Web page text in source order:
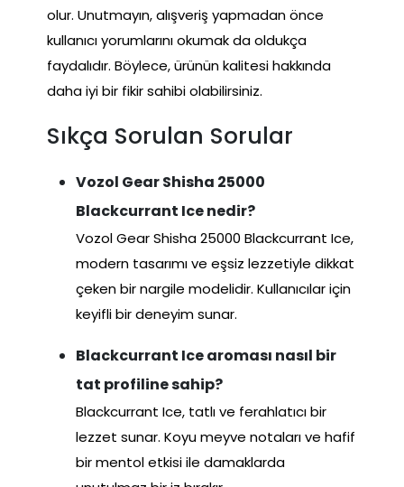
olur. Unutmayın, alışveriş yapmadan önce
kullanıcı yorumlarını okumak da oldukça
faydalıdır. Böylece, ürünün kalitesi hakkında
daha iyi bir fikir sahibi olabilirsiniz.
Sıkça Sorulan Sorular
Vozol Gear Shisha 25000
Blackcurrant Ice nedir?
Vozol Gear Shisha 25000 Blackcurrant Ice,
modern tasarımı ve eşsiz lezzetiyle dikkat
çeken bir nargile modelidir. Kullanıcılar için
keyifli bir deneyim sunar.
Blackcurrant Ice aroması nasıl bir
tat profiline sahip?
Blackcurrant Ice, tatlı ve ferahlatıcı bir
lezzet sunar. Koyu meyve notaları ve hafif
bir mentol etkisi ile damaklarda